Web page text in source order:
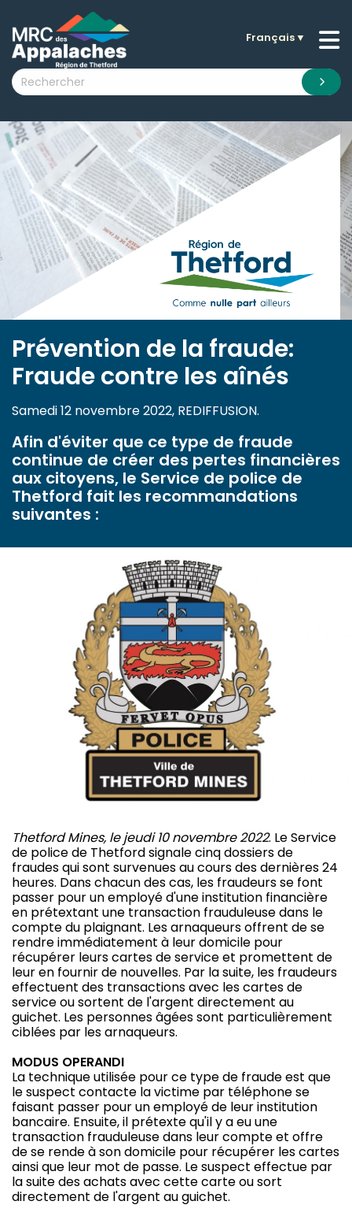
submenu (La MRC )
submenu (Citoyens )
submenu (Visiteurs )
submenu (Nouvelles )
submenu (Documentation )
Français▼
Prévention de la fraude:
Fraude contre les aînés
Samedi 12 novembre 2022, REDIFFUSION.
Afin d'éviter que ce type de fraude
continue de créer des pertes financières
aux citoyens, le Service de police de
Thetford fait les recommandations
suivantes :
Thetford Mines, le jeudi 10 novembre 2022. Le Service
de police de Thetford signale cinq dossiers de
fraudes qui sont survenues au cours des dernières 24
heures. Dans chacun des cas, les fraudeurs se font
passer pour un employé d'une institution financière
en prétextant une transaction frauduleuse dans le
compte du plaignant. Les arnaqueurs offrent de se
rendre immédiatement à leur domicile pour
récupérer leurs cartes de service et promettent de
leur en fournir de nouvelles. Par la suite, les fraudeurs
effectuent des transactions avec les cartes de
service ou sortent de l'argent directement au
guichet. Les personnes âgées sont particulièrement
ciblées par les arnaqueurs.
MODUS OPERANDI
La technique utilisée pour ce type de fraude est que
le suspect contacte la victime par téléphone se
faisant passer pour un employé de leur institution
bancaire. Ensuite, il prétexte qu'il y a eu une
transaction frauduleuse dans leur compte et offre
de se rende à son domicile pour récupérer les cartes
ainsi que leur mot de passe. Le suspect effectue par
la suite des achats avec cette carte ou sort
directement de l'argent au guichet.